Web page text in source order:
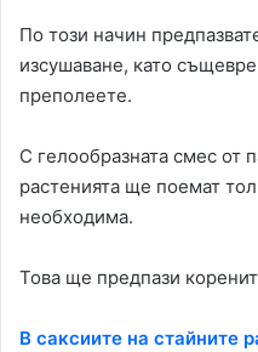
По този начин
изсушаване, като
преполеете.
С гелообразната смес от
растенията ще поемат
необходима.
Това ще предпази
В саксиите на стайните